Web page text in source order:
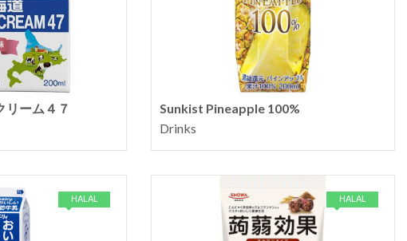
リーム４７
Sunkist Pineapple 100%
Drinks
HALAL HALAL